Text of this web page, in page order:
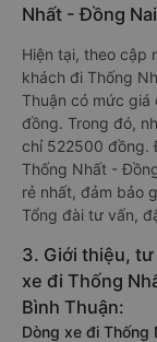
Nhất - Đồng Nai
Hiện tại, theo cập
khách đi Thống
Thuận có mức
đồng. Trong đó,
chỉ 522500 đồng.
Thống Nhất -
rẻ nhất, đảm bảo
Tổng đài tư vấn,
3. Giới thiệu,
xe đi Thống
Bình Thuận:
Dòng xe đi Thống